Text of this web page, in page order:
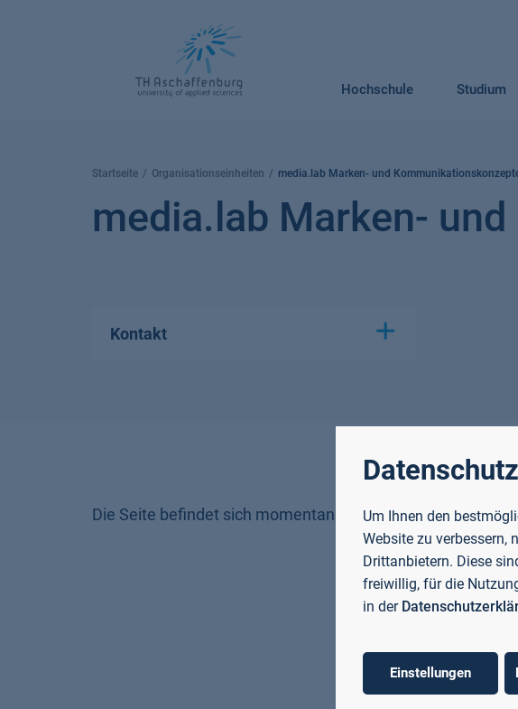
Hochschule Studium
Startseite Organisationseinheiten media.lab Marken- und
media.lab Marken-
Kontakt
Die Seite befindet sich momentan im Aufbau. Vielen Dank
Um Ihnen den
Website zu verbessern,
Drittanbietern. Diese
freiwillig, für die
in der
Einstellungen